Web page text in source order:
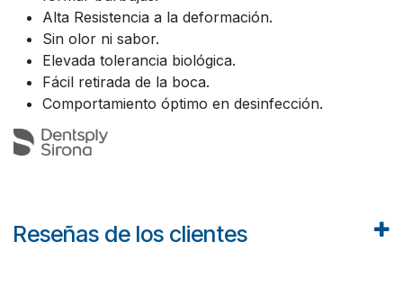
Alta Resistencia a la deformación.
Sin olor ni sabor.
Elevada tolerancia biológica.
Fácil retirada de la boca.
Comportamiento óptimo en desinfección.
Reseñas de los clientes